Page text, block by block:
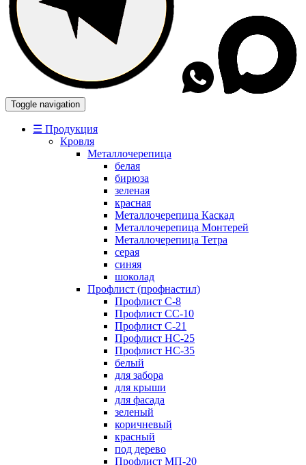
Toggle navigation
☰ Продукция
Кровля
Металлочерепица
белая
бирюза
зеленая
красная
Металлочерепица Каскад
Металлочерепица Монтерей
Металлочерепица Тетра
серая
синяя
шоколад
Профлист (профнастил)
Профлист С-8
Профлист СС-10
Профлист C-21
Профлист НС-25
Профлист НС-35
белый
для забора
для крыши
для фасада
зеленый
коричневый
красный
под дерево
Профлист МП-20